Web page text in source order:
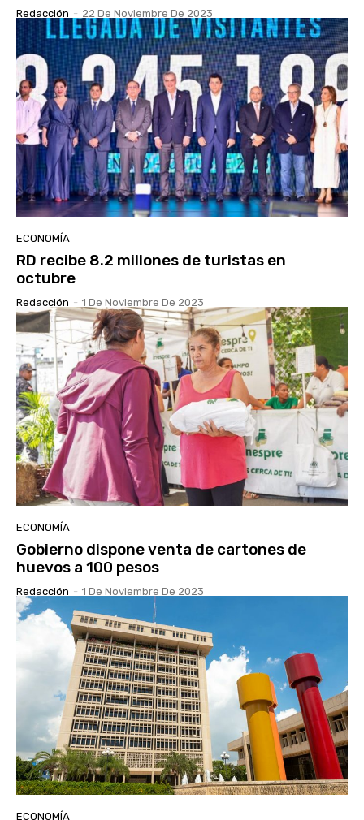
Redacción - 22 De Noviembre De 2023
ECONOMÍA
RD recibe 8.2 millones de turistas en
octubre
Redacción - 1 De Noviembre De 2023
ECONOMÍA
Gobierno dispone venta de cartones de
huevos a 100 pesos
Redacción - 1 De Noviembre De 2023
ECONOMÍA